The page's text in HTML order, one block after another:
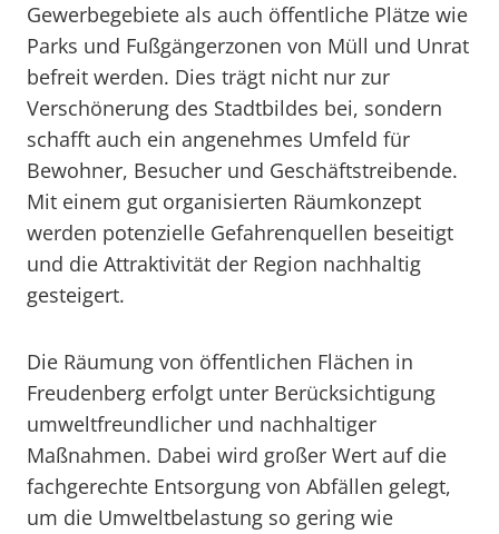
Gewerbegebiete als auch öffentliche Plätze wie
Parks und Fußgängerzonen von Müll und Unrat
befreit werden. Dies trägt nicht nur zur
Verschönerung des Stadtbildes bei, sondern
schafft auch ein angenehmes Umfeld für
Bewohner, Besucher und Geschäftstreibende.
Mit einem gut organisierten Räumkonzept
werden potenzielle Gefahrenquellen beseitigt
und die Attraktivität der Region nachhaltig
gesteigert.
Die Räumung von öffentlichen Flächen in
Freudenberg erfolgt unter Berücksichtigung
umweltfreundlicher und nachhaltiger
Maßnahmen. Dabei wird großer Wert auf die
fachgerechte Entsorgung von Abfällen gelegt,
um die Umweltbelastung so gering wie